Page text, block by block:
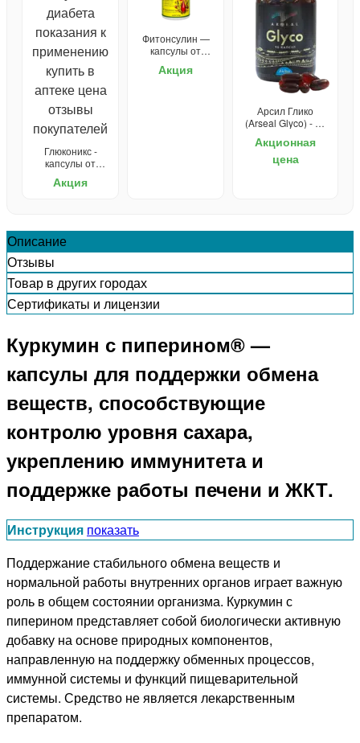
Глюконикс -
капсулы от
Акция
Фитонсулин —
капсулы от
Акция
Арсил Глико
(Arseal Glyco) - от
Акционная
цена
Описание
Отзывы
Товар в других городах
Сертификаты и лицензии
Куркумин с пиперином® —
капсулы для поддержки обмена
веществ, способствующие
контролю уровня сахара,
укреплению иммунитета и
поддержке работы печени и ЖКТ.
Инструкция показать
Поддержание стабильного обмена веществ и
нормальной работы внутренних органов играет важную
роль в общем состоянии организма. Куркумин с
пиперином представляет собой биологически активную
добавку на основе природных компонентов,
направленную на поддержку обменных процессов,
иммунной системы и функций пищеварительной
системы. Средство не является лекарственным
препаратом.